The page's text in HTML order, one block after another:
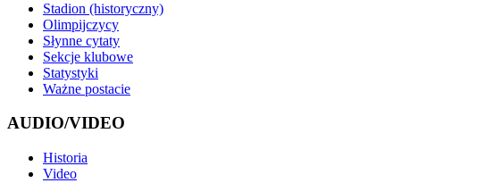
Stadion (historyczny)
Olimpijczycy
Słynne cytaty
Sekcje klubowe
Statystyki
Ważne postacie
AUDIO/VIDEO
Historia
Video